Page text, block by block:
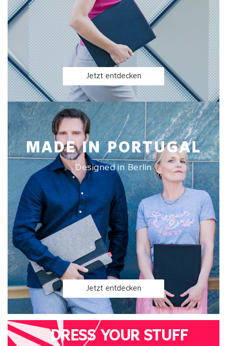
Jetzt entdecken
MADE IN PORTUGAL
Designed in Berlin
Jetzt entdecken
DRESS YOUR STUFF